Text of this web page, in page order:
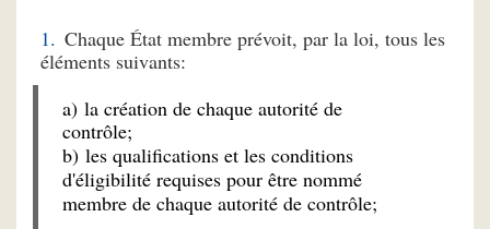
Chaque État membre prévoit, par la loi, tous les
éléments suivants:
a) la création de chaque autorité de
contrôle;
b) les qualifications et les conditions
d'éligibilité requises pour être nommé
membre de chaque autorité de contrôle;